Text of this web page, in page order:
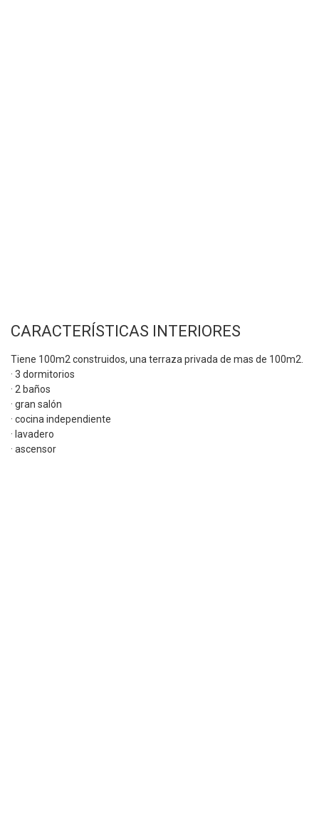
CARACTERÍSTICAS INTERIORES
Tiene 100m2 construidos, una terraza privada de mas de 100m2.
· 3 dormitorios
· 2 baños
· gran salón
· cocina independiente
· lavadero
· ascensor